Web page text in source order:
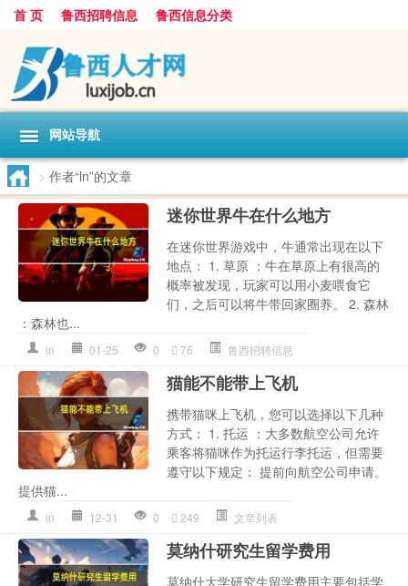
首 页 鲁西招聘信息 鲁西信息分类
网站导航
> 作者“ln”的文章
迷你世界牛在什么地方
在迷你世界游戏中，牛通常出现在以下
地点： 1. 草原 ：牛在草原上有很高的
概率被发现，玩家可以用小麦喂食它
们，之后可以将牛带回家圈养。 2. 森林
：森林也...
ln 01-25 0 76 鲁西招聘信息
猫能不能带上飞机
携带猫咪上飞机，您可以选择以下几种
方式： 1. 托运 ：大多数航空公司允许
乘客将猫咪作为托运行李托运，但需要
遵守以下规定： 提前向航空公司申请。
提供猫...
ln 12-31 0 249 文章列表
莫纳什研究生留学费用
莫纳什大学研究生留学费用主要包括学